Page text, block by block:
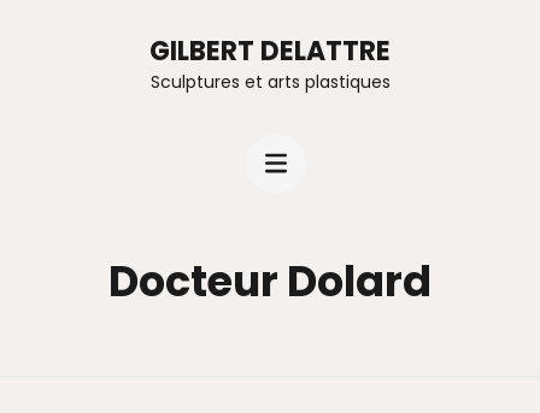
GILBERT DELATTRE
Sculptures et arts plastiques
Docteur Dolard